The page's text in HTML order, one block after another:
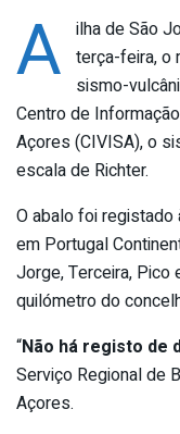
A ilha de São
terça-feira, o
sismo-
Centro de
Açores (CIVISA), o
escala de Richter.
O abalo foi registado
em Portugal
Jorge, Terceira, Pico
quilómetro do
“Não há registo de
Serviço Regional de
Açores.